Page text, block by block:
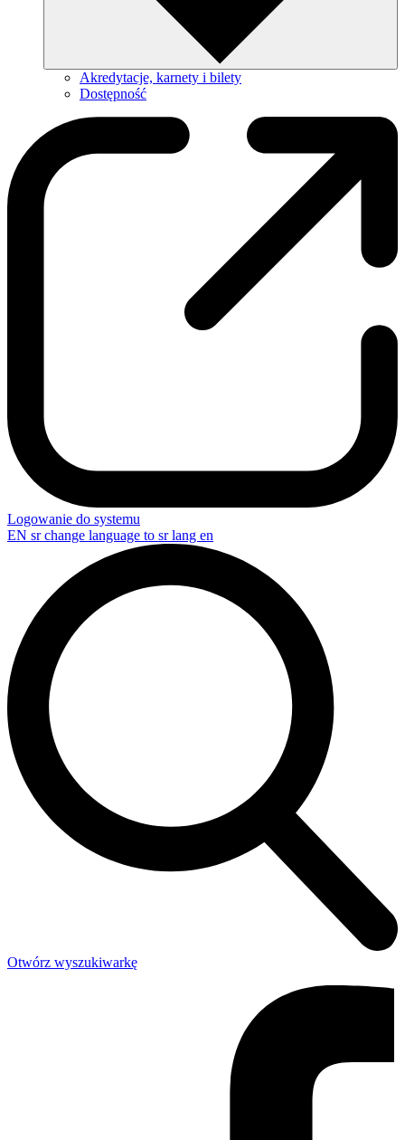
Akredytacje, karnety i bilety
Dostępność
Logowanie do systemu
EN sr change language to sr lang en
Otwórz wyszukiwarkę